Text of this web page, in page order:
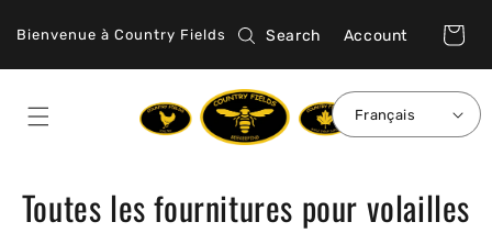
au
contenu
Bienvenue à Country Fields Search Account
Connexion Panier
Français
C
Toutes les fournitures pour volailles